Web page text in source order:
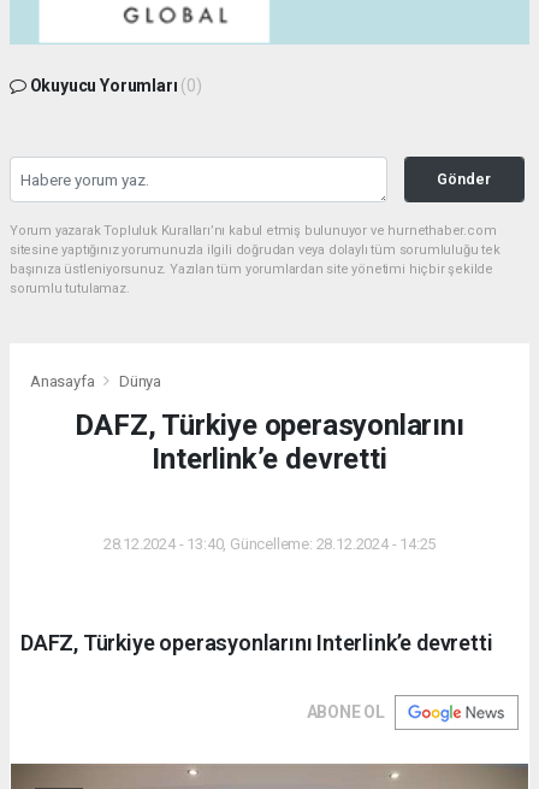
Okuyucu Yorumları (0)
Gönder
Yorum yazarak Topluluk Kuralları’nı kabul etmiş bulunuyor ve hurnethaber.com
sitesine yaptığınız yorumunuzla ilgili doğrudan veya dolaylı tüm sorumluluğu tek
başınıza üstleniyorsunuz. Yazılan tüm yorumlardan site yönetimi hiçbir şekilde
sorumlu tutulamaz.
Anasayfa Dünya
DAFZ, Türkiye operasyonlarını
Interlink’e devretti
28.12.2024 - 13:40, Güncelleme: 28.12.2024 - 14:25
DAFZ, Türkiye operasyonlarını Interlink’e devretti
ABONE OL